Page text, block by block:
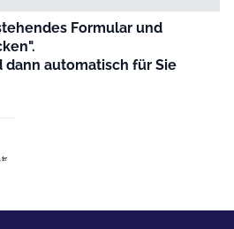
Formular und
dann automatisch für Sie